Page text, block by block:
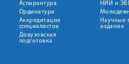
Аспирантура
Ординатура
Аккредитация
специалистов
Довузовская
подготовка
НИИ и
Научные
издания